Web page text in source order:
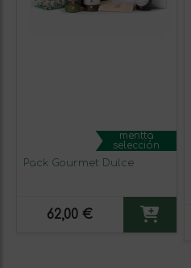
mentta
selección
Pack Gourmet Dulce
62,00 €